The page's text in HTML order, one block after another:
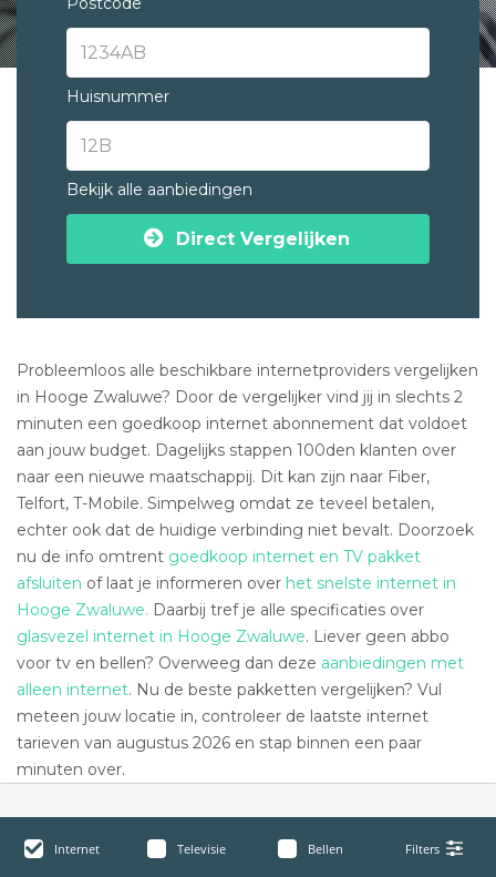
Huisnummer
Bekijk alle aanbiedingen
Direct Vergelijken
Probleemloos alle beschikbare internetproviders vergelijken
in Hooge Zwaluwe? Door de vergelijker vind jij in slechts 2
minuten een goedkoop internet abonnement dat voldoet
aan jouw budget. Dagelijks stappen 100den klanten over
naar een nieuwe maatschappij. Dit kan zijn naar Fiber,
Telfort, T-Mobile. Simpelweg omdat ze teveel betalen,
echter ook dat de huidige verbinding niet bevalt. Doorzoek
nu de info omtrent goedkoop internet en TV pakket
afsluiten of laat je informeren over het snelste internet in
Hooge Zwaluwe. Daarbij tref je alle specificaties over
glasvezel internet in Hooge Zwaluwe. Liever geen abbo
voor tv en bellen? Overweeg dan deze aanbiedingen met
alleen internet. Nu de beste pakketten vergelijken? Vul
meteen jouw locatie in, controleer de laatste internet
tarieven van augustus 2026 en stap binnen een paar
minuten over.
Internet Televisie Bellen Filters